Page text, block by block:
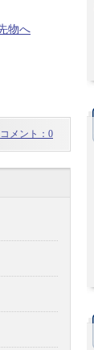
コメント：0